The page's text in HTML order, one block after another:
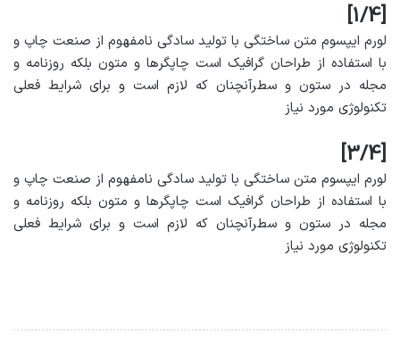
[1/4]
لورم ایپسوم متن ساختگی با تولید سادگی نامفهوم از صنعت چاپ و
با استفاده از طراحان گرافیک است چاپگرها و متون بلکه روزنامه و
مجله در ستون و سطرآنچنان که لازم است و برای شرایط فعلی
تکنولوژی مورد نیاز
[3/4]
لورم ایپسوم متن ساختگی با تولید سادگی نامفهوم از صنعت چاپ و
با استفاده از طراحان گرافیک است چاپگرها و متون بلکه روزنامه و
مجله در ستون و سطرآنچنان که لازم است و برای شرایط فعلی
تکنولوژی مورد نیاز